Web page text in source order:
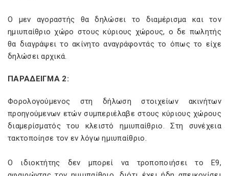
Ο μεν αγοραστής θα δηλώσει το διαμέρισμα και τον
ημιυπαίθριο χώρο στους κύριους χώρους, ο δε πωλητής
θα διαγράψει το ακίνητο αναγράφοντάς το όπως το είχε
δηλώσει αρχικά.
ΠΑΡΑΔΕΙΓΜΑ 2:
Φορολογούμενος στη δήλωση στοιχείων ακινήτων
προηγούμενων ετών συμπεριέλαβε στους κύριους χώρους
διαμερίσματός του κλειστό ημιυπαίθριο. Στη συνέχεια
τακτοποίησε τον εν λόγω ημιυπαίθριο.
Ο ιδιοκτήτης δεν μπορεί να τροποποιήσει το Ε9,